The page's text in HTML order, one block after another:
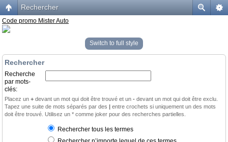
Rechercher
Code promo Mister Auto
Switch to full style
Rechercher
Recherche
par mots-
clés:
Placez un + devant un mot qui doit être trouvé et un - devant un mot qui doit être exclu.
Tapez une suite de mots séparés par des | entre crochets si uniquement un des mots
doit être trouvé. Utilisez un * comme joker pour des recherches partielles.
Rechercher tous les termes